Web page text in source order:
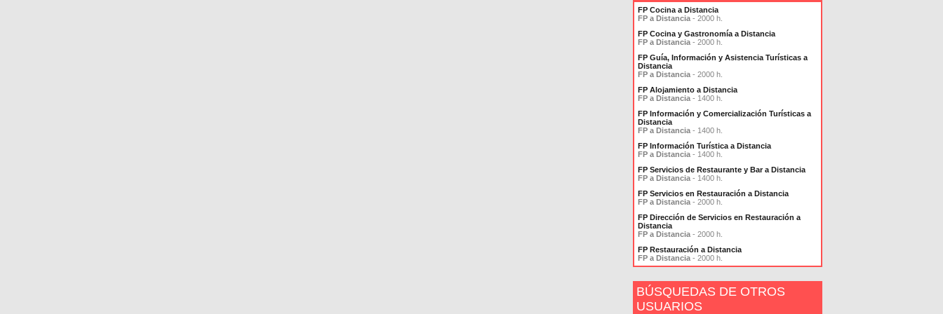
FP Cocina a Distancia
FP a Distancia - 2000 h.
FP Cocina y Gastronomía a Distancia
FP a Distancia - 2000 h.
FP Guía, Información y Asistencia Turísticas a
Distancia
FP a Distancia - 2000 h.
FP Alojamiento a Distancia
FP a Distancia - 1400 h.
FP Información y Comercialización Turísticas a
Distancia
FP a Distancia - 1400 h.
FP Información Turística a Distancia
FP a Distancia - 1400 h.
FP Servicios de Restaurante y Bar a Distancia
FP a Distancia - 1400 h.
FP Servicios en Restauración a Distancia
FP a Distancia - 2000 h.
FP Dirección de Servicios en Restauración a
Distancia
FP a Distancia - 2000 h.
FP Restauración a Distancia
FP a Distancia - 2000 h.
BÚSQUEDAS DE OTROS
USUARIOS